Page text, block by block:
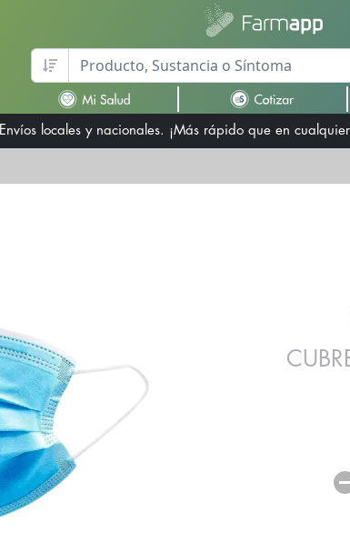
Envíos locales y nacionales. ¡Más rápido que en